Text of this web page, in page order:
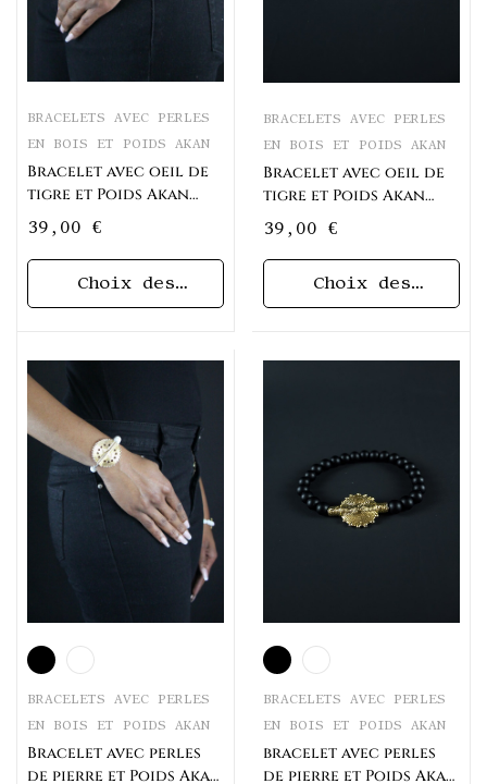
BRACELETS AVEC PERLES
EN BOIS ET POIDS AKAN
Bracelet avec oeil de
tigre et Poids Akan
Lame de rasoir
39,00 €
Choix des
BRACELETS AVEC PERLES
EN BOIS ET POIDS AKAN
Bracelet avec oeil de
tigre et Poids Akan
Tam-tam
39,00 €
Choix des
BRACELETS AVEC PERLES
EN BOIS ET POIDS AKAN
Bracelet avec perles
de pierre et Poids Akan
BRACELETS AVEC PERLES
EN BOIS ET POIDS AKAN
bracelet avec perles
de pierre et Poids Akan